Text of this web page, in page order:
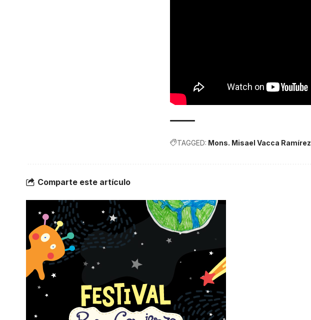
TAGGED: Mons. Misael Vacca Ramírez
Comparte este artículo